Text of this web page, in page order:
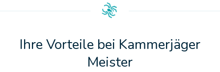
Ihre Vorteile bei Kammerjäger
Meister